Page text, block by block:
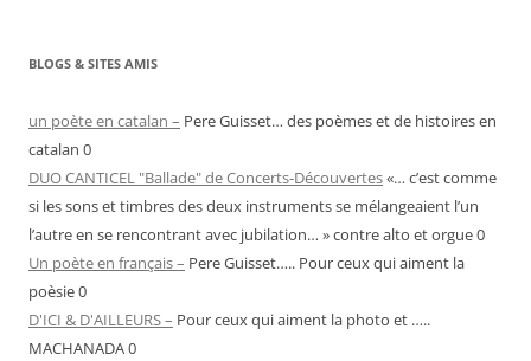
BLOGS & SITES AMIS
un poète en catalan – Pere Guisset… des poèmes et de histoires en
catalan 0
DUO CANTICEL "Ballade" de Concerts-Découvertes«… c’est comme
si les sons et timbres des deux instruments se mélangeaient l’un
l’autre en se rencontrant avec jubilation… » contre alto et orgue 0
Un poète en français – Pere Guisset….. Pour ceux qui aiment la
poèsie 0
D'ICI & D'AILLEURS – Pour ceux qui aiment la photo et …..
MACHANADA 0